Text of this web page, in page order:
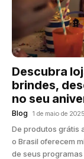
Descubra
brindes,
no seu
Blog 1 de maio de 2025
De produtos grátis
o Brasil oferecem
de seus